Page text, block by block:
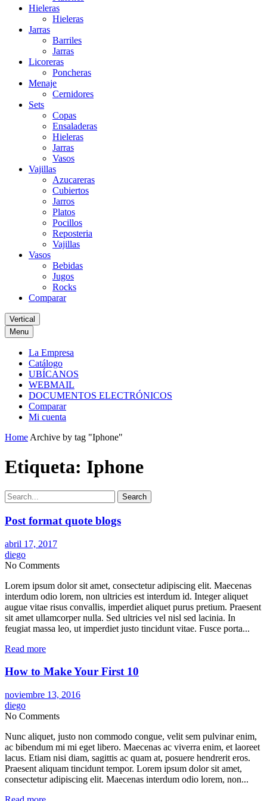
Hieleras
Hieleras
Jarras
Barriles
Jarras
Licoreras
Poncheras
Menaje
Cernidores
Sets
Copas
Ensaladeras
Hieleras
Jarras
Vasos
Vajillas
Azucareras
Cubiertos
Jarros
Platos
Pocillos
Reposteria
Vajillas
Vasos
Bebidas
Jugos
Rocks
Comparar
Vertical
Menu
La Empresa
Catálogo
UBÍCANOS
WEBMAIL
DOCUMENTOS ELECTRÓNICOS
Comparar
Mi cuenta
Home Archive by tag "Iphone"
Etiqueta: Iphone
Search
Post format quote blogs
abril 17, 2017
diego
No Comments
Lorem ipsum dolor sit amet, consectetur adipiscing elit. Maecenas
interdum odio lorem, non ultricies est interdum id. Integer aliquet
augue vitae risus convallis, imperdiet aliquet purus pretium. Praesent
sit amet ullamcorper nulla. Sed ultricies vel nisl sed lacinia. In
feugiat massa leo, ut imperdiet justo tincidunt vitae. Fusce porta...
Read more
How to Make Your First 10
noviembre 13, 2016
diego
No Comments
Nunc aliquet, justo non commodo congue, velit sem pulvinar enim,
ac bibendum mi mi eget libero. Maecenas ac viverra enim, et laoreet
lacus. Etiam nisi diam, sagittis ac quam at, posuere hendrerit eros.
Praesent aliquam tincidunt tempor. Lorem ipsum dolor sit amet,
consectetur adipiscing elit. Maecenas interdum odio lorem, non...